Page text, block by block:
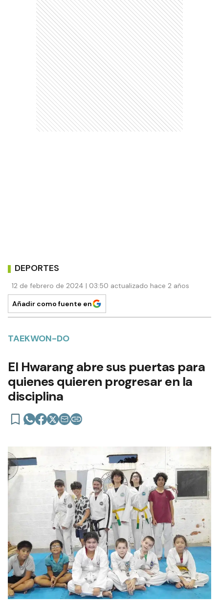
DEPORTES
12 de febrero de 2024 | 03:50 actualizado hace 2 años
Añadir como fuente en
TAEKWON-DO
El Hwarang abre sus puertas para
quienes quieren progresar en la
disciplina